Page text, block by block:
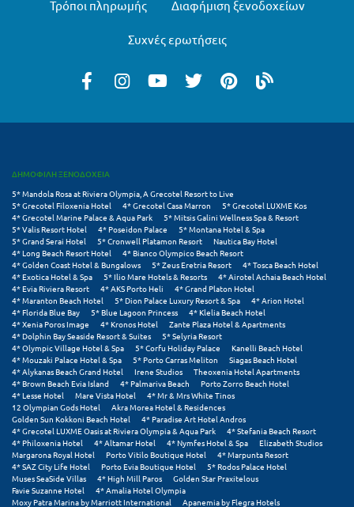
Ναύπλιο
Νέα Μάκρη
Νέα Στύρα Εύβοιας
Νέοι Πόροι Πιερίας
Ξ
Ξυλόκαστρο
Ο
Ορεινή Αρκαδία
Ορεινή Ναυπακτία
Π
Τρόποι πληρωμής Διαφήμιση ξενοδοχείων
Συχνές ερωτήσεις
ΔΗΜΟΦΙΛΗ ΞΕΝΟΔΟΧΕΙΑ
5* Mandola Rosa at Riviera Olympia, A Grecotel Resort to Live
5* Grecotel Filoxenia Hotel
4* Grecotel Casa Marron
5* Grecotel LUXME Kos
4* Grecotel Marine Palace & Aqua Park
5* Mitsis Galini Wellness Spa & Resort
5* Valis Resort Hotel
4* Poseidon Palace
5* Montana Hotel & Spa
5* Grand Serai Hotel
5* Cronwell Platamon Resort
Nautica Bay Hotel
4* Long Beach Resort Hotel
4* Bianco Olympico Beach Resort
4* Golden Coast Hotel & Bungalows
5* Zeus Eretria Resort
4* Tosca Beach Hotel
4* Exotica Hotel & Spa
5* Ilio Mare Hotels & Resorts
4* Airotel Achaia Beach Hotel
4* Evia Riviera Resort
4* AKS Porto Heli
4* Grand Platon Hotel
4* Maranton Beach Hotel
5* Dion Palace Luxury Resort & Spa
4* Arion Hotel
4* Florida Blue Bay
5* Blue Lagoon Princess
4* Klelia Beach Hotel
4* Xenia Poros Image
4* Kronos Hotel
Zante Plaza Hotel & Apartments
4* Dolphin Bay Seaside Resort & Suites
5* Selyria Resort
4* Olympic Village Hotel & Spa
5* Corfu Holiday Palace
Kanelli Beach Hotel
4* Mouzaki Palace Hotel & Spa
5* Porto Carras Meliton
Siagas Beach Hotel
4* Alykanas Beach Grand Hotel
Irene Studios
Theoxenia Hotel Apartments
4* Brown Beach Evia Island
4* Palmariva Beach
Porto Zorro Beach Hotel
4* Lesse Hotel
Mare Vista Hotel
4* Mr & Mrs White Tinos
12 Olympian Gods Hotel
Akra Morea Hotel & Residences
Golden Sun Kokkoni Beach Hotel
4* Paradise Art Hotel Andros
4* Grecotel LUXME Oasis at Riviera Olympia & Aqua Park
4* Stefania Beach Resort
4* Philoxenia Hotel
4* Altamar Hotel 4* Nymfes Hotel & Spa
Elizabeth Studios
Margarona Royal Hotel
Porto Vitilo Boutique Hotel
4* Marpunta Resort
4* SAZ City Life Hotel
Porto Evia Boutique Hotel
5* Rodos Palace Hotel
Muses SeaSide Villas
4* High Mill Paros
Golden Star Praxitelous
Favie Suzanne Hotel
4* Amalia Hotel Olympia
Moxy Patra Marina by Marriott International
Apanemia by Flegra Hotels